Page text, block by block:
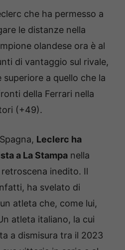
che ha permesso a
le distanze nella
olandese ora è al
di vantaggio sul rivale,
a quello che la
della Ferrari nella
(+49).
Leclerc ha
a La Stampa nella
inedito. Il
ha svelato di
atleta che, come lui,
atleta italiano, la cui
a dismisura tra il 2023